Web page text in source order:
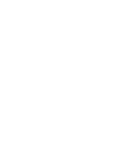
de Lp(a), revela estudo
um investimento